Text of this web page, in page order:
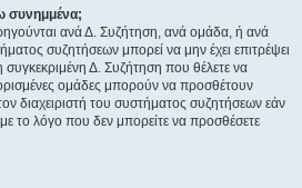
συνημμένα;
ανά Δ. Συζήτηση, ανά ομάδα, ή ανά
συζητήσεων μπορεί να μην έχει επιτρέψει
Δ. Συζήτηση που θέλετε να
ομάδες μπορούν να προσθέτουν
διαχειριστή του συστήματος συζητήσεων εάν
το λόγο που δεν μπορείτε να προσθέσετε